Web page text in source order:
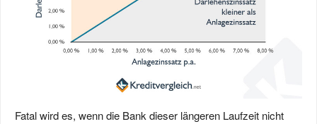
Fatal wird es, wenn die Bank dieser längeren Laufzeit nicht